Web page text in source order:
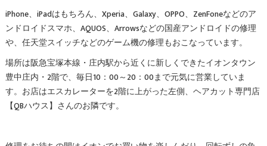
iPhone、iPadはもちろん、Xperia、Galaxy、OPPO、ZenFoneなどのア
ンドロイドスマホ、AQUOS、Arrowsなどの国産アンドロイドの修理
や、任天堂スイッチなどのゲーム機の修理もおこなっています。
場所は阪急宝塚本線・庄内駅から近くに新しくできたイオンタウン
豊中庄内・2階で、毎日10：00～20：00まで元気に営業していま
す。お店はエスカレーターを2階に上がった左側、ヘアカット専門店
【QBハウス】さんのお隣です。